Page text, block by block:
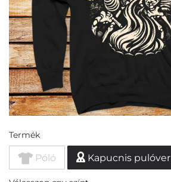
Termék
Póló Kapucnis pulóver